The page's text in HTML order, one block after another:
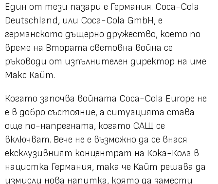
Един от тези пазари е Германия. Coca-Cola
Deutschland, или Coca-Cola GmbH, е
германското дъщерно дружество, което по
време на Втората световна война се
ръководи от изпълнителен директор на име
Макс Кайт.
Когато започва войната Coca-Cola Europe не
е в добро състояние, а ситуацията става
още по-напрегната, когато САЩ се
включват. Вече не е възможно да се внася
ексклузивният концентрат на Кока-Кола в
нацистка Германия, така че Кайт решава да
измисли нова напитка, която да замести